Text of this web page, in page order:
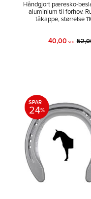
Håndgjort pæresko-
aluminium til forhov.
tåkappe, størrelse
40,00 SEK
SPAR
24%